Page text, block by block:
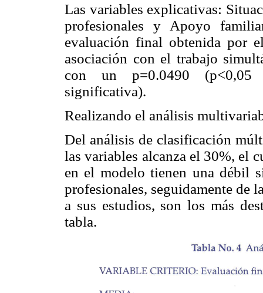
Las variables explicativas:
profesionales y Apoyo
evaluación final obtenida por
asociación con el trabajo
con un p=0.0490 (p<0,05
significativa).
Realizando el análisis
Del análisis de clasificación
las variables alcanza el 30%, el
en el modelo tienen una débil
profesionales, seguidamente de
a sus estudios, son los más
tabla.